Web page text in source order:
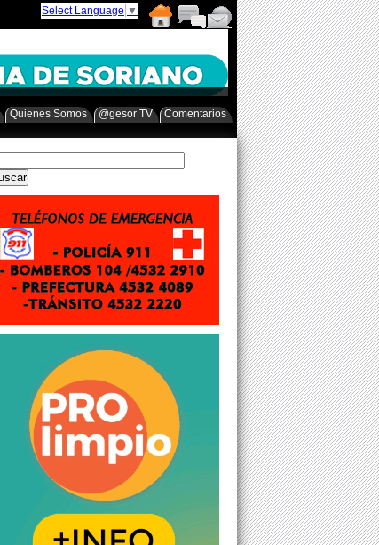
Select Language ▼
Quienes Somos @gesor TV Comentarios